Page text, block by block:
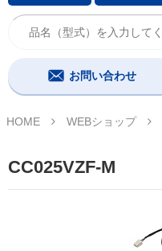
お問い合わせ
HOME WEBショップ
CC025VZF-M